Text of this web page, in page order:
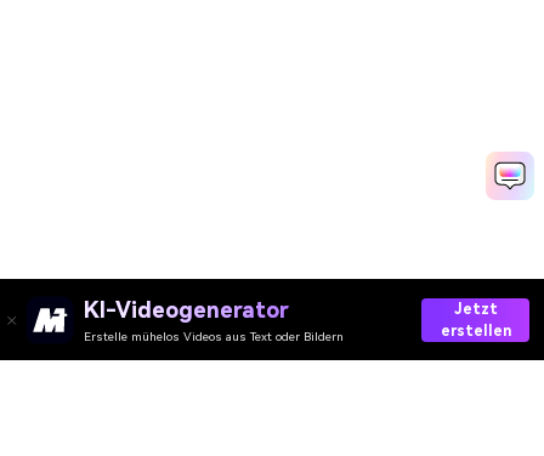
KI-Videogenerator
Erstelle mühelos Videos aus Text oder Bildern
Jetzt
erstellen